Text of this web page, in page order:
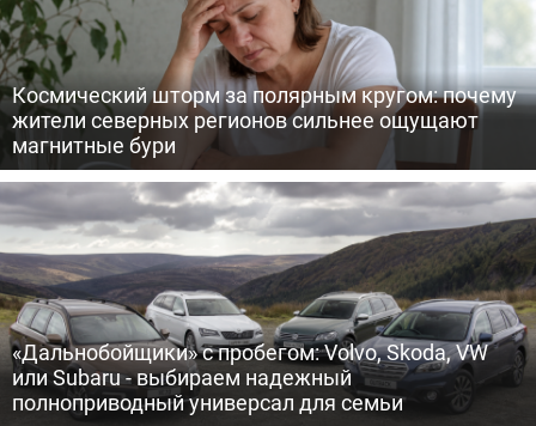
Космический шторм за полярным кругом: почему
жители северных регионов сильнее ощущают
магнитные бури
«Дальнобойщики» с пробегом: Volvo, Skoda, VW
или Subaru - выбираем надежный
полноприводный универсал для семьи